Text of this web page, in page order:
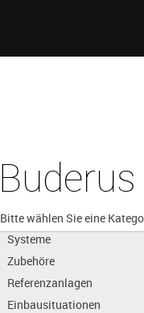
Bitte wählen Sie eine
Apps
Produkte
Systeme
Zubehöre
Referenzanlagen
Einbausituationen